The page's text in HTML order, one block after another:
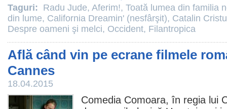
Taguri: Radu Jude, Aferim!, Toată lumea din familia
din lume, California Dreamin' (nesfârşit), Catalin
Despre oameni şi melci, Occident, Filantropica
Află când vin pe ecrane filmele
Cannes
18.04.2015
Comedia Comoara, în regia lui